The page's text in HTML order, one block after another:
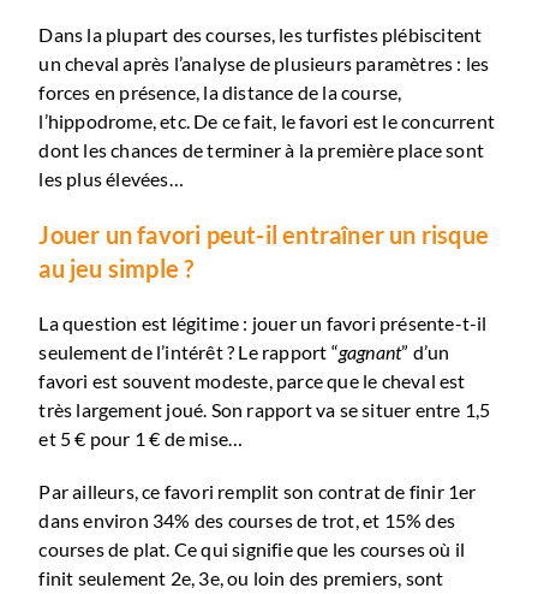
Dans la plupart des courses, les turfistes plébiscitent
un cheval après l’analyse de plusieurs paramètres : les
forces en présence, la distance de la course,
l’hippodrome, etc. De ce fait, le favori est le concurrent
dont les chances de terminer à la première place sont
les plus élevées…
Jouer un favori peut-il entraîner un risque
au jeu simple ?
La question est légitime : jouer un favori présente-t-il
seulement de l’intérêt ? Le rapport “gagnant” d’un
favori est souvent modeste, parce que le cheval est
très largement joué. Son rapport va se situer entre 1,5
et 5 € pour 1 € de mise…
Par ailleurs, ce favori remplit son contrat de finir 1er
dans environ 34% des courses de trot, et 15% des
courses de plat. Ce qui signifie que les courses où il
finit seulement 2e, 3e, ou loin des premiers, sont